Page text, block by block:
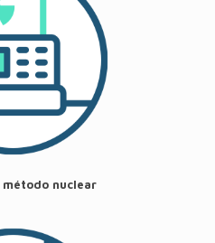
método nuclear